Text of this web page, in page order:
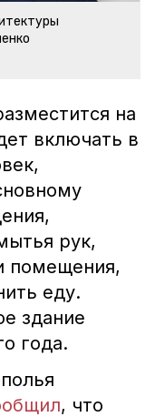
на
включать в
рук,
помещения,
еду.
здание
года.
, что